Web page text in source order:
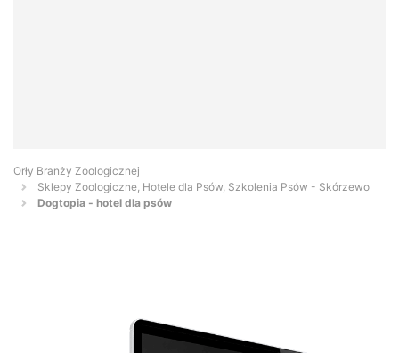
Orły Branży Zoologicznej
Sklepy Zoologiczne, Hotele dla Psów, Szkolenia Psów - Skórzewo
Dogtopia - hotel dla psów